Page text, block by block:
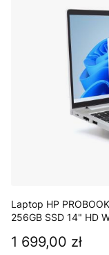
Laptop HP
256GB SSD 14" HD
Cena
1 699,00 zł